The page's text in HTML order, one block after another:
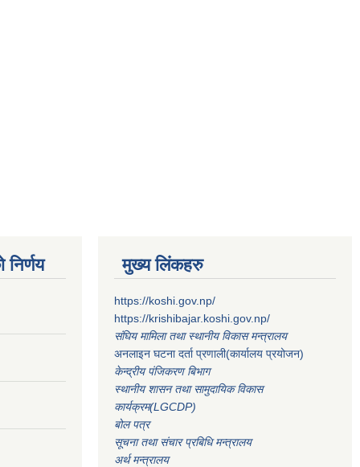
निर्णय मुख्य लिंकहरु
https://koshi.gov.np/
https://krishibajar.koshi.gov.np/
संघिय मामिला तथा स्थानीय विकास मन्त्रालय
अनलाइन घटना दर्ता प्रणाली(कार्यालय प्रयोजन)
केन्द्रीय पंजिकरण बिभाग
स्थानीय शासन तथा सामुदायिक विकास
कार्यक्रम(LGCDP)
बोल पत्र
सूचना तथा संचार प्रबिधि मन्त्रालय
अर्थ मन्त्रालय